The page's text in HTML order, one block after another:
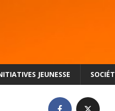
JEUNESSE